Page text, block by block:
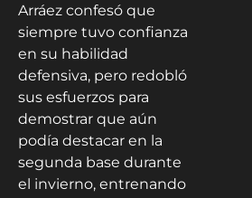
Arráez confesó que
siempre tuvo confianza
en su habilidad
defensiva, pero redobló
sus esfuerzos para
demostrar que aún
podía destacar en la
segunda base durante
el invierno, entrenando